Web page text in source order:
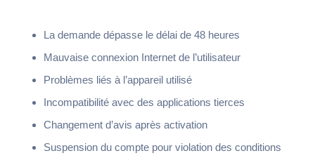
La demande dépasse le délai de 48 heures
Mauvaise connexion Internet de l’utilisateur
Problèmes liés à l’appareil utilisé
Incompatibilité avec des applications tierces
Changement d’avis après activation
Suspension du compte pour violation des conditions